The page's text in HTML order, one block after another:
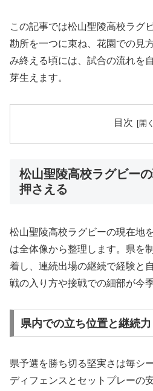
この記事では松山聖陵高校ラグ
勘所を一つに束ね、花園での見
み終える頃には、試合の流れを
芽生えます。
目次
松山聖陵高校ラグビー
押さえる
松山聖陵高校ラグビーの現在地
は全体像から整理します。県を
着し、連続出場の継続で経験と
戦の入り方や接戦での細部が今
県内での立ち位置と継続力
県予選を勝ち切る堅実さは毎シ
ディフェンスとセットプレーの